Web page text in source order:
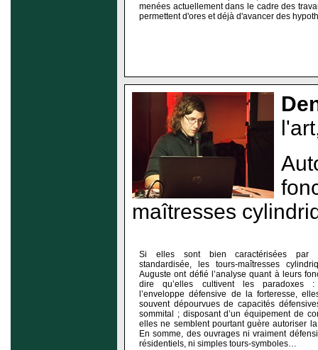
menées actuellement dans le cadre des
permettent d'ores et déjà d'avancer des
maîtresses
Si elles sont bien caractérisées par
standardisée, les tours-maîtresses
Auguste ont défié l’analyse quant à leurs
dire qu’elles cultivent les paradoxes
l’enveloppe défensive de la forteresse,
souvent dépourvues de capacités
sommital ; disposant d’un équipement de
elles ne semblent pourtant guère autoriser
En somme, des ouvrages ni vraiment
résidentiels, ni simples tours-symboles…